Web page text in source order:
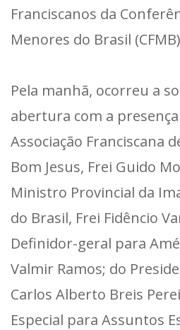
Franciscanos da
Menores do Brasil
Pela manhã, ocorreu a
abertura com a
Associação Franciscana
Bom Jesus, Frei Guido
Ministro Provincial da
do Brasil, Frei Fidêncio
Definidor-geral para
Valmir Ramos; do
Carlos Alberto Breis
Especial para Assuntos